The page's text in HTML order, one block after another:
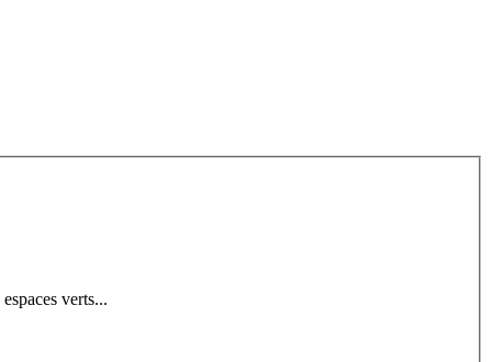
verts identifiés 4. Aménagement des espaces verts...